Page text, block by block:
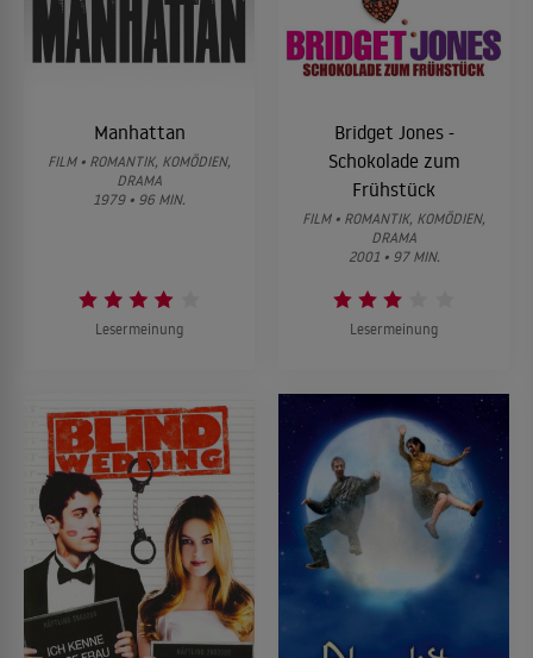
Manhattan
FILM • ROMANTIK, KOMÖDIEN,
DRAMA
1979 • 96 MIN.
Lesermeinung
Bridget Jones -
Schokolade zum
Frühstück
FILM • ROMANTIK, KOMÖDIEN,
DRAMA
2001 • 97 MIN.
Lesermeinung